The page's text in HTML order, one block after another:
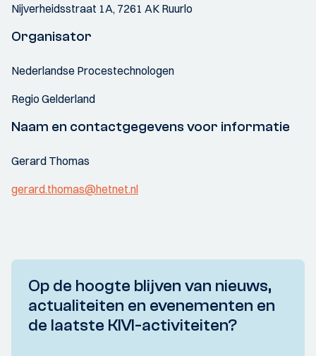
Nijverheidsstraat 1A, 7261 AK Ruurlo
Organisator
Nederlandse Procestechnologen
Regio Gelderland
Naam en contactgegevens voor informatie
Gerard Thomas
gerard.thomas@hetnet.nl
Op de hoogte blijven van nieuws,
actualiteiten en evenementen en
de laatste KIVI-activiteiten?